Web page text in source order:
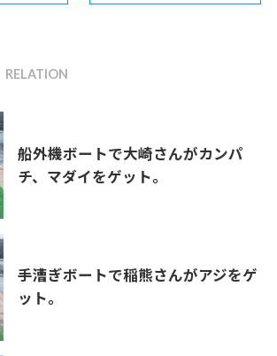
船外機ボートで大崎さんがカンパ
チ、マダイをゲット。
手漕ぎボートで稲熊さんがアジをゲ
ット。